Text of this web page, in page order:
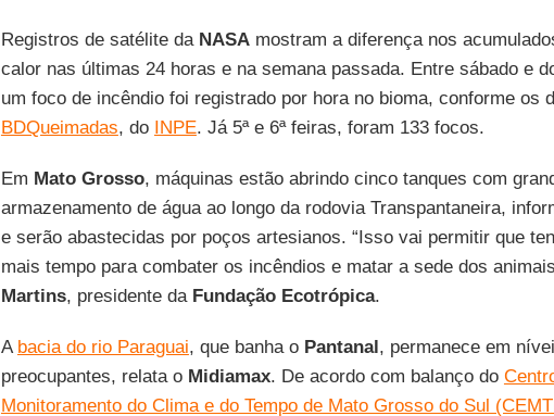
Registros de satélite da NASAmostram a diferença nos
calor nas últimas 24 horas e na semana passada. Entre sábado e
um foco de incêndio foi registrado por hora no bioma, conforme os
BDQueimadas, do INPE. Já 5ª e 6ª feiras, foram 133 focos.
Em Mato Grosso, máquinas estão abrindo cinco tanques com
armazenamento de água ao longo da rodovia Transpantaneira,
e serão abastecidas por poços artesianos. “Isso vai permitir que
mais tempo para combater os incêndios e matar a sede dos
Martins, presidente da Fundação Ecotrópica.
A bacia do rio Paraguai, que banha o Pantanal, permanece em
preocupantes, relata o Midiamax. De acordo com balanço do
Monitoramento do Clima e do Tempo de Mato Grosso do Sul